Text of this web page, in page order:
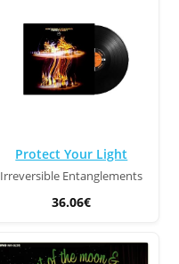
Protect Your Light
Irreversible Entanglements
36.06€